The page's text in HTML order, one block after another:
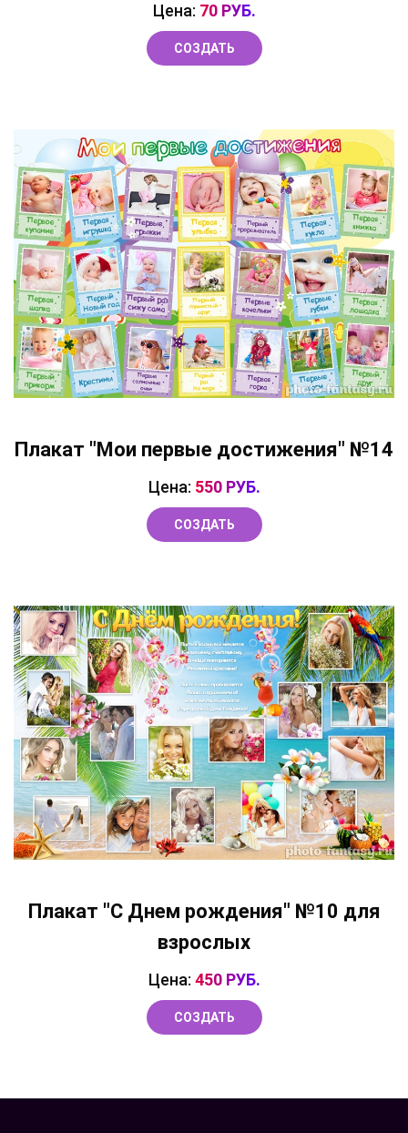
Цена: 70 РУБ.
СОЗДАТЬ
Плакат "Мои первые достижения" №14
Цена: 550 РУБ.
СОЗДАТЬ
Плакат "С Днем рождения" №10 для
взрослых
Цена: 450 РУБ.
СОЗДАТЬ